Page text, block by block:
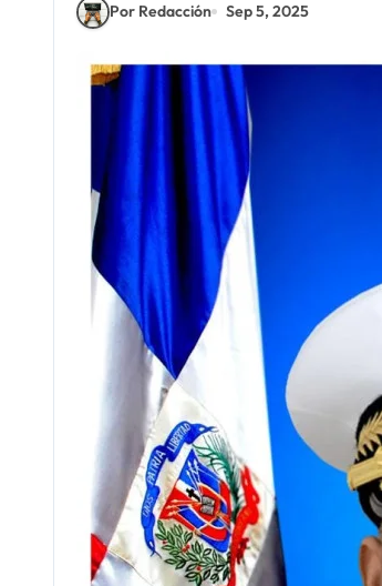
Por Redacción Sep 5, 2025